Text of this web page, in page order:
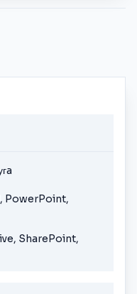
PowerPoint,
SharePoint,